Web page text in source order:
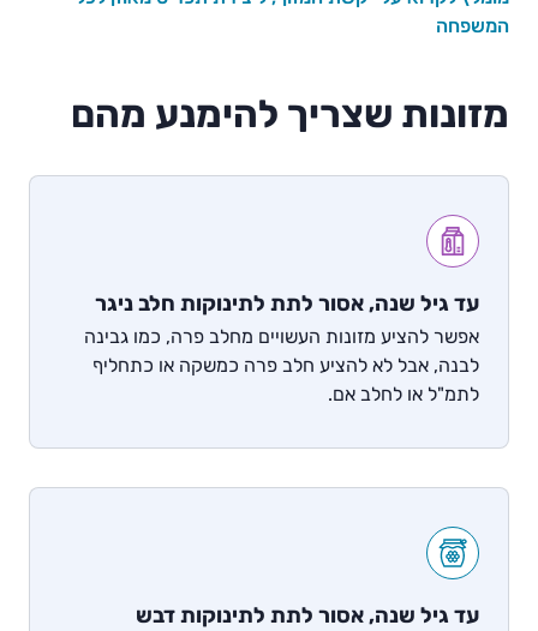
המשפחה
מזונות שצריך להימנע מהם
עד גיל שנה, אסור לתת לתינוקות חלב ניגר
אפשר להציע מזונות העשויים מחלב פרה, כמו גבינה
לבנה, אבל לא להציע חלב פרה כמשקה או כתחליף
לתמ"ל או לחלב אם.
עד גיל שנה, אסור לתת לתינוקות דבש